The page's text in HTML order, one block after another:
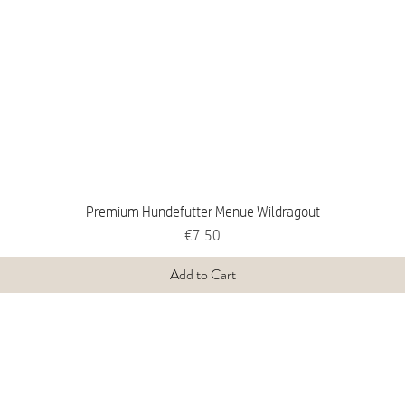
Premium Hundefutter Menue Wildragout
Price
€7.50
Add to Cart